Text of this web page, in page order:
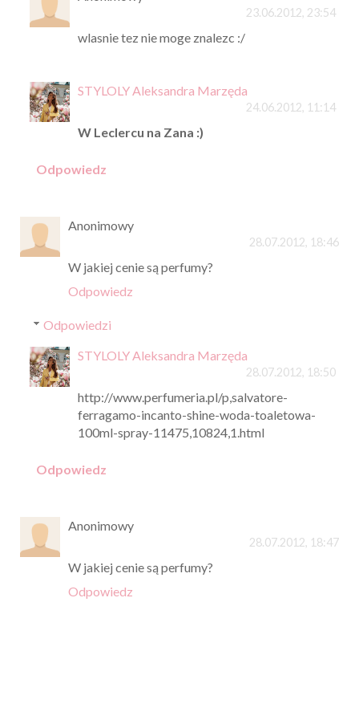
23.06.2012, 23:54
wlasnie tez nie moge znalezc :/
STYLOLY Aleksandra Marzęda
24.06.2012, 11:14
W Leclercu na Zana :)
Odpowiedz
Anonimowy
28.07.2012, 18:46
W jakiej cenie są perfumy?
Odpowiedz
Odpowiedzi
STYLOLY Aleksandra Marzęda
28.07.2012, 18:50
http://www.perfumeria.pl/p,salvatore-
ferragamo-incanto-shine-woda-toaletowa-
100ml-spray-11475,10824,1.html
Odpowiedz
Anonimowy
28.07.2012, 18:47
W jakiej cenie są perfumy?
Odpowiedz